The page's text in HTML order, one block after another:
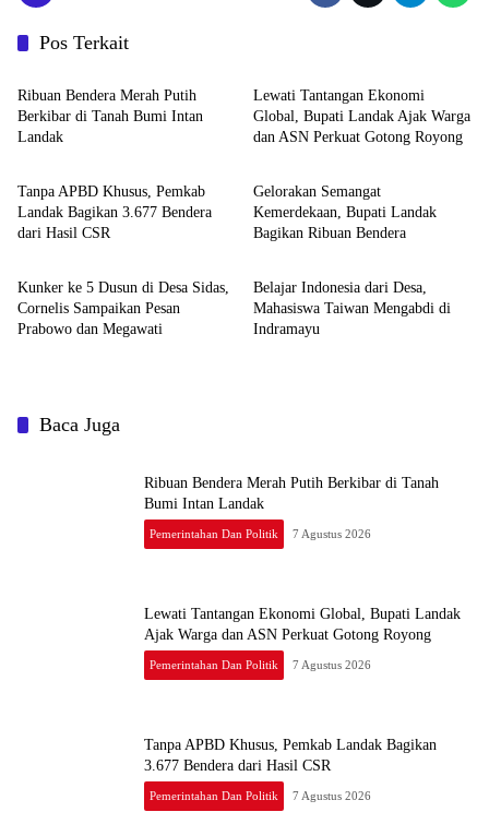
Pos Terkait
Pemerintahan dan Politik
Ribuan Bendera Merah Putih
Berkibar di Tanah Bumi Intan
Landak
Lewati Tantangan Ekonomi
Global, Bupati Landak Ajak Warga
dan ASN Perkuat Gotong Royong
Pemerintahan dan Politik
Tanpa APBD Khusus, Pemkab
Landak Bagikan 3.677 Bendera
dari Hasil CSR
Pemerintahan dan Politik
Gelorakan Semangat
Kemerdekaan, Bupati Landak
Bagikan Ribuan Bendera
Pemerintahan dan Politik
Kunker ke 5 Dusun di Desa Sidas,
Cornelis Sampaikan Pesan
Prabowo dan Megawati
Pemerintahan dan Politik
Belajar Indonesia dari Desa,
Mahasiswa Taiwan Mengabdi di
Baca Juga
Ribuan Bendera Merah Putih Berkibar di Tanah
Bumi Intan Landak
Pemerintahan Dan Politik 7 Agustus 2026
Lewati Tantangan Ekonomi Global, Bupati Landak
Ajak Warga dan ASN Perkuat Gotong Royong
Pemerintahan Dan Politik 7 Agustus 2026
Tanpa APBD Khusus, Pemkab Landak Bagikan
3.677 Bendera dari Hasil CSR
Pemerintahan Dan Politik 7 Agustus 2026